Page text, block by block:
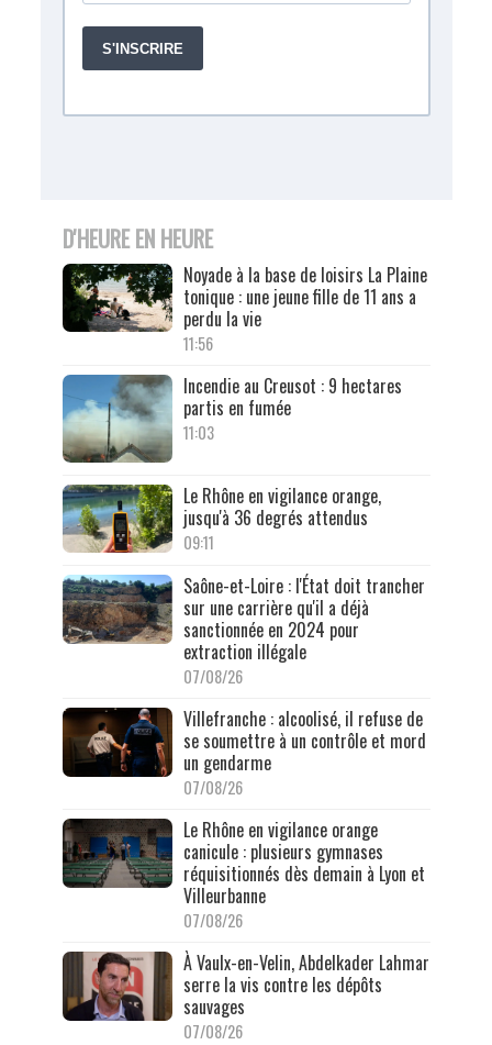
D'HEURE EN HEURE
Noyade à la base de loisirs La Plaine
tonique : une jeune fille de 11 ans a
perdu la vie
11:56
Incendie au Creusot : 9 hectares
partis en fumée
11:03
Le Rhône en vigilance orange,
jusqu'à 36 degrés attendus
09:11
Saône-et-Loire : l'État doit trancher
sur une carrière qu'il a déjà
sanctionnée en 2024 pour
extraction illégale
07/08/26
Villefranche : alcoolisé, il refuse de
se soumettre à un contrôle et mord
un gendarme
07/08/26
Le Rhône en vigilance orange
canicule : plusieurs gymnases
réquisitionnés dès demain à Lyon et
Villeurbanne
07/08/26
À Vaulx-en-Velin, Abdelkader Lahmar
serre la vis contre les dépôts
sauvages
07/08/26